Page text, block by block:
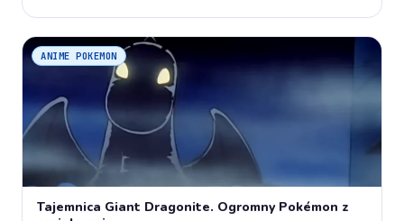
ANIME POKEMON
Tajemnica Giant Dragonite. Ogromny Pokémon z